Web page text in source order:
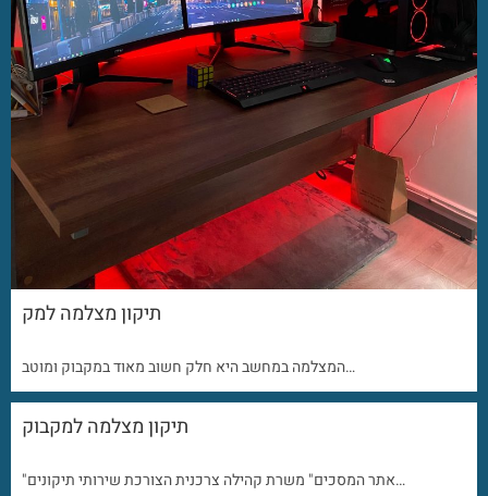
תיקון מצלמה למק
המצלמה במחשב היא חלק חשוב מאוד במקבוק ומוטב…
תיקון מצלמה למקבוק
"אתר המסכים" משרת קהילה צרכנית הצורכת שירותי תיקונים…